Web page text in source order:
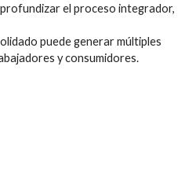
el proceso integrador,
puede generar múltiples
y consumidores.